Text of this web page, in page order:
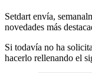
Setdart envía,
novedades más
Si todavía no ha
hacerlo rellenando el